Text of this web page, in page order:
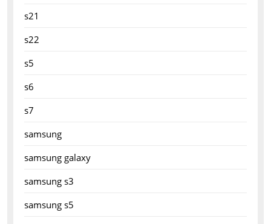
s21
s22
s5
s6
s7
samsung
samsung galaxy
samsung s3
samsung s5